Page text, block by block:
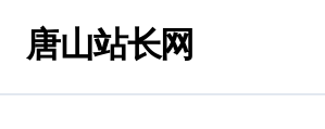
唐山站长网